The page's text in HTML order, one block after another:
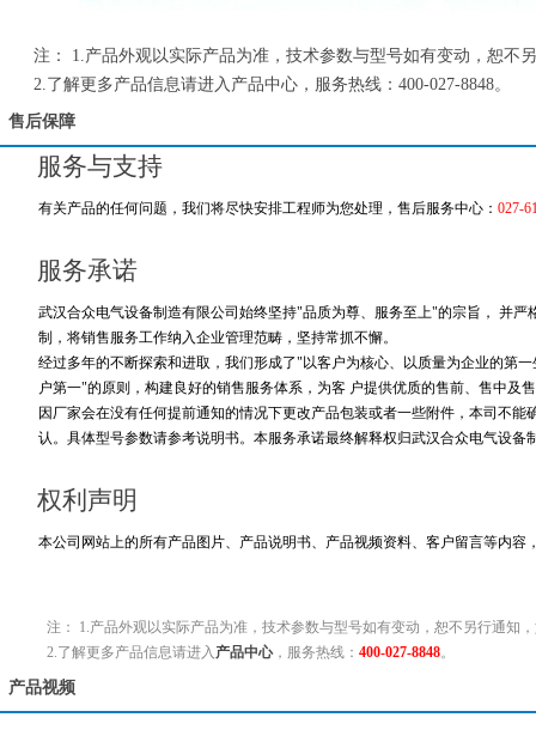
注： 1.产品外观以实际产品为准，技术参数与型号如有变动，恕不
2.了解更多产品信息请进入产品中心，服务热线：400-027-8848。
售后保障
服务与支持
有关产品的任何问题，我们将尽快安排工程师为您处理，售后服务中心： 027-
服务承诺
武汉合众电气设备制造有限公司始终坚持"品质为尊、服务至上"的宗旨， 并
制，将销售服务工作纳入企业管理范畴，坚持常抓不懈。
经过多年的不断探索和进取，我们形成了"以客户为核心、以质量为企业的第
户第一"的原则，构建良好的销售服务体系，为客 户提供优质的售前、售中及
因厂家会在没有任何提前通知的情况下更改产品包装或者一些附件，本司不
认。具体型号参数请参考说明书。本服务承诺最终解释权归武汉合众电气设备
权利声明
本公司网站上的所有产品图片、产品说明书、产品视频资料、客户留言等内
注： 1.产品外观以实际产品为准，技术参数与型号如有变动，恕不另行通知
2.了解更多产品信息请进入 产品中心，服务热线： 400-027-8848。
产品视频